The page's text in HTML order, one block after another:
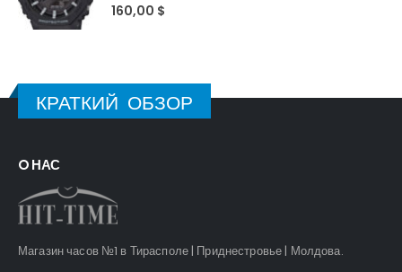
5out of 5
160,00 $
КРАТКИЙ ОБЗОР
O НАС
Магазин часов №1 в Тирасполе | Приднестровье | Молдова.